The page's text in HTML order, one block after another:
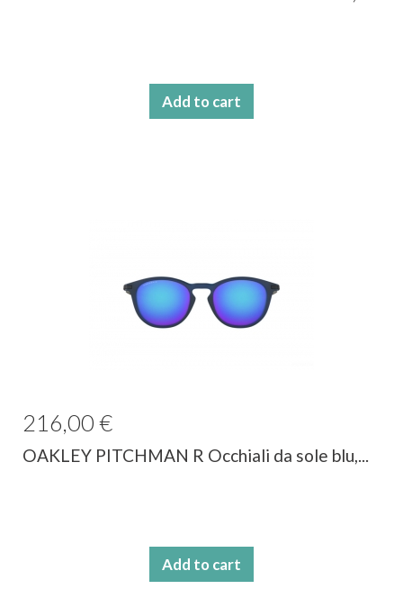
Add to cart
216,00 €
OAKLEY PITCHMAN R Occhiali da sole blu,...
Add to cart